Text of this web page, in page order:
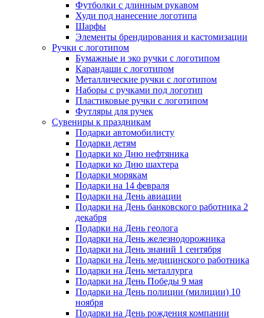
Футболки с длинным рукавом
Худи под нанесение логотипа
Шарфы
Элементы брендирования и кастомизации
Ручки с логотипом
Бумажные и эко ручки с логотипом
Карандаши с логотипом
Металлические ручки с логотипом
Наборы с ручками под логотип
Пластиковые ручки с логотипом
Футляры для ручек
Сувениры к праздникам
Подарки автомобилисту
Подарки детям
Подарки ко Дню нефтяника
Подарки ко Дню шахтера
Подарки морякам
Подарки на 14 февраля
Подарки на День авиации
Подарки на День банковского работника 2
декабря
Подарки на День геолога
Подарки на День железнодорожника
Подарки на День знаний 1 сентября
Подарки на День медицинского работника
Подарки на День металлурга
Подарки на День Победы 9 мая
Подарки на День полиции (милиции) 10
ноября
Подарки на День рождения компании